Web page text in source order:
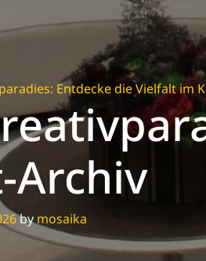
Entdecke die Vielfalt im
Archiv
bymosaika